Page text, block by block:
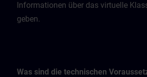
Informationen über das virtuelle
geben.
Was sind die technischen